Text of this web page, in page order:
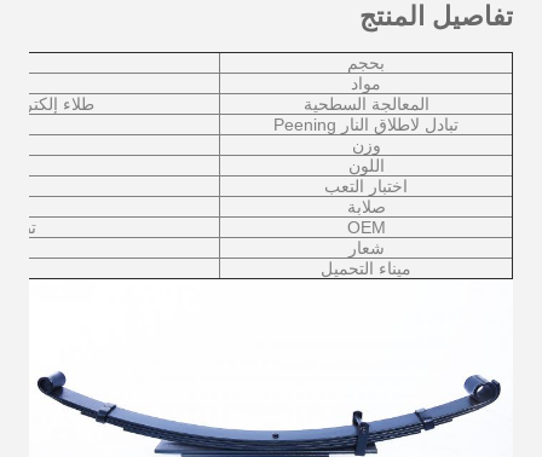
تفاصيل المنتج
بحجم
مواد
المعالجة السطحية
طلاء إلكتروني
تبادل لاطلاق النار Peening
وزن
اللون
اختبار التعب
صلابة
OEM
شعار
ميناء التحميل